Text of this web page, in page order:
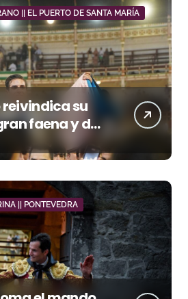
|| EL PUERTO DE SANTA MARÍA
reivindica su
faena y dos
|| PONTEVEDRA